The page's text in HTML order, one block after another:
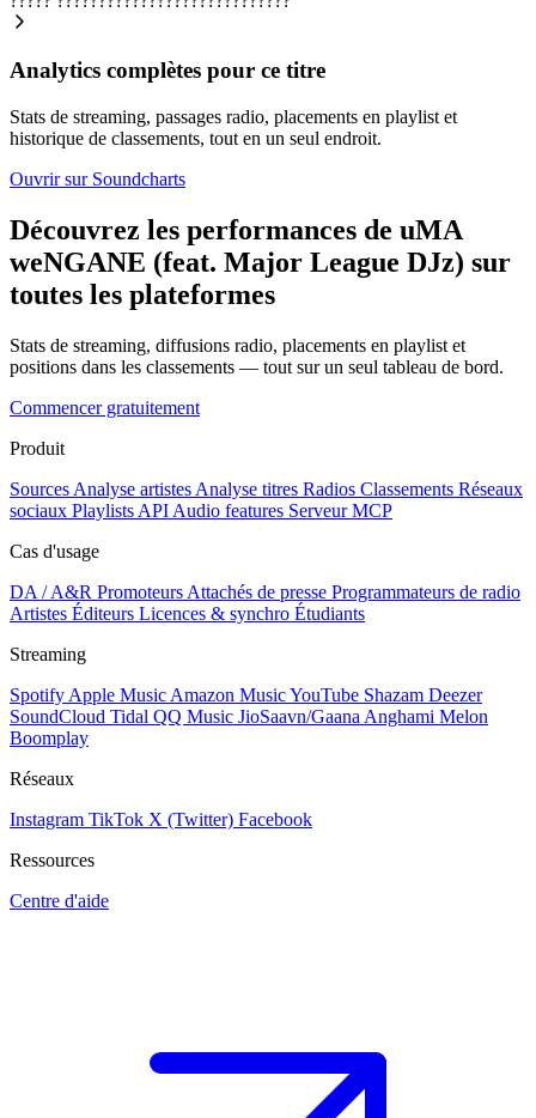
Analytics complètes pour ce titre
Stats de streaming, passages radio, placements en playlist et
historique de classements, tout en un seul endroit.
Ouvrir sur Soundcharts
Découvrez les performances de uMA
weNGANE (feat. Major League DJz) sur
toutes les plateformes
Stats de streaming, diffusions radio, placements en playlist et
positions dans les classements — tout sur un seul tableau de bord.
Commencer gratuitement
Produit
Sources Analyse artistes Analyse titres Radios Classements Réseaux
sociaux Playlists API Audio features Serveur MCP
Cas d'usage
DA / A&R Promoteurs Attachés de presse Programmateurs de radio
Artistes Éditeurs Licences & synchro Étudiants
Streaming
Spotify Apple Music Amazon MusicYouTube Shazam Deezer
SoundCloud Tidal QQ Music JioSaavn/Gaana Anghami Melon
Boomplay
Réseaux
Instagram TikTok X (Twitter) Facebook
Ressources
Centre d'aide